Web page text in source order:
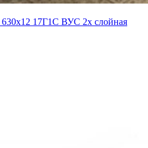
630х12 17Г1С ВУС 2х слойная